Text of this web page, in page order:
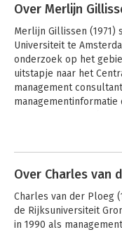
Over Merlijn
Merlijn Gillissen (1971)
Universiteit te
onderzoek op het
uitstapje naar het
management
managementinformatie
Over Charles van
Charles van der Ploeg
de Rijksuniversiteit
in 1990 als